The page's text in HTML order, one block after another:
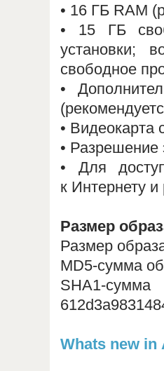
• 16 ГБ RAM
• 15 ГБ
установки;
свободное
•
• Видеокарта
•
• Для
к Интернету и
Размер
Размер
MD5-сумма
Whats new in